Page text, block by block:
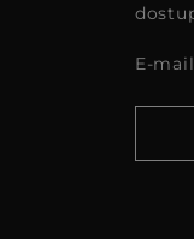
E-